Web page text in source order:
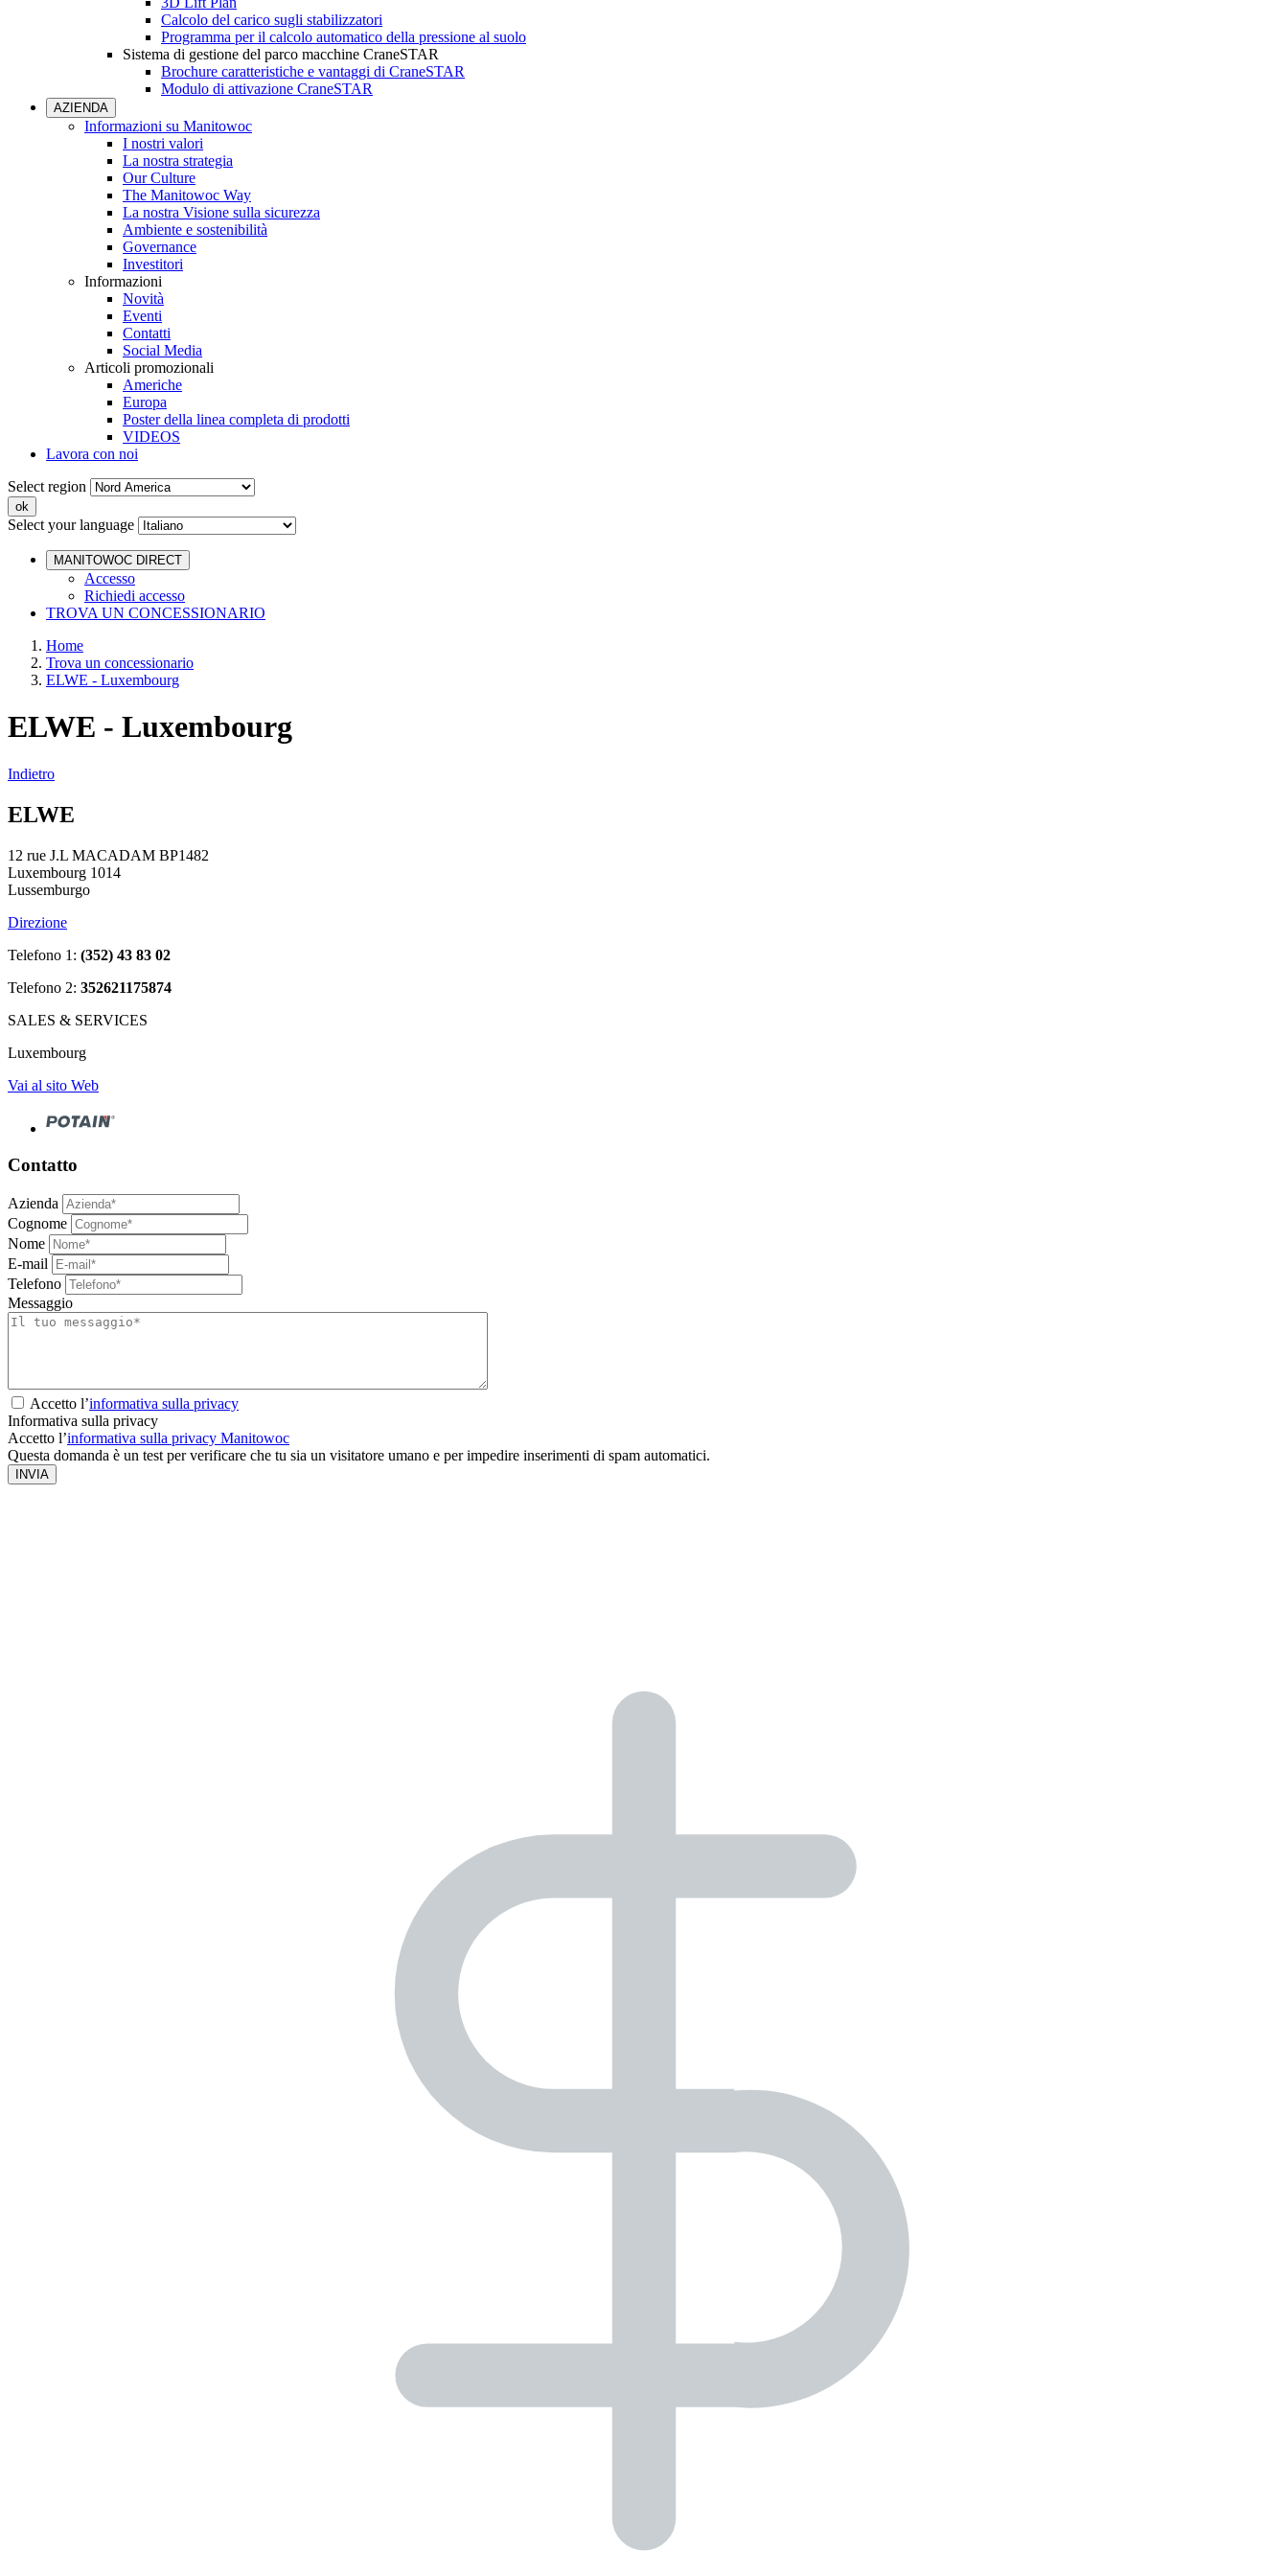
Calcolo del carico sugli stabilizzatori
Programma per il calcolo automatico della pressione al suolo
Sistema di gestione del parco macchine CraneSTAR
Brochure caratteristiche e vantaggi di CraneSTAR
Modulo di attivazione CraneSTAR
AZIENDA
Informazioni su Manitowoc
I nostri valori
La nostra strategia
Our Culture
The Manitowoc Way
La nostra Visione sulla sicurezza
Ambiente e sostenibilità
Governance
Investitori
Informazioni
Novità
Eventi
Contatti
Social Media
Articoli promozionali
Americhe
Europa
Poster della linea completa di prodotti
VIDEOS
Lavora con noi
Select region
Select your language
MANITOWOC DIRECT
Accesso
Richiedi accesso
TROVA UN CONCESSIONARIO
Home
Trova un concessionario
ELWE - Luxembourg
ELWE - Luxembourg
Indietro
ELWE
12 rue J.L MACADAM BP1482
Luxembourg 1014
Lussemburgo
Direzione
Telefono 1: (352) 43 83 02
Telefono 2: 352621175874
SALES & SERVICES
Luxembourg
Vai al sito Web
Contatto
Azienda
Cognome
Nome
E-mail
Telefono
Messaggio
Accetto l’informativa sulla privacy
Informativa sulla privacy
Accetto l’informativa sulla privacy Manitowoc
Questa domanda è un test per verificare che tu sia un visitatore umano e per impedire inserimenti di spam automatici.